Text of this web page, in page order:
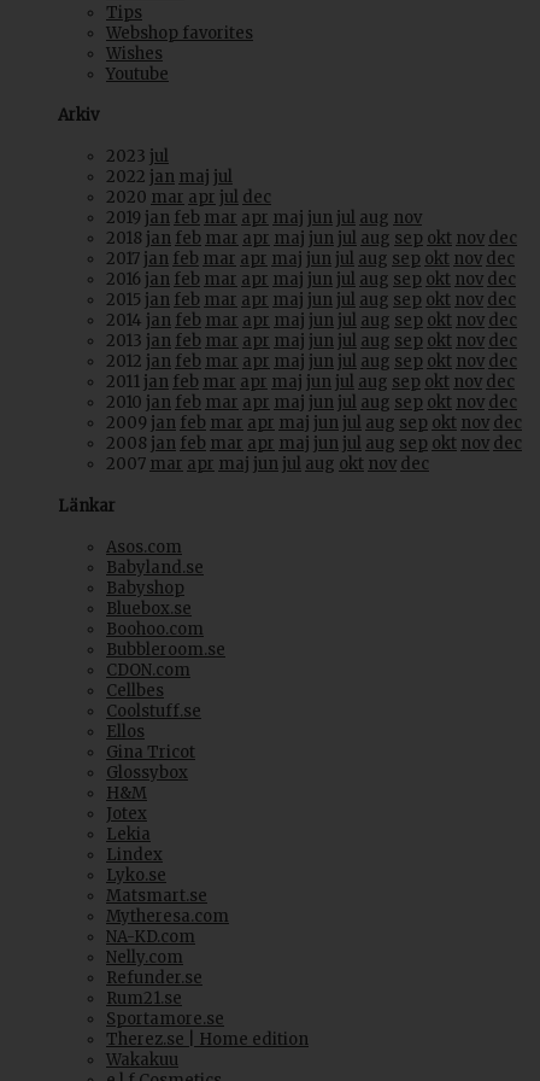
Tips
Webshop favorites
Wishes
Youtube
Arkiv
2023 jul
2022 jan maj jul
2020 mar apr jul dec
2019 jan feb mar apr maj jun jul aug nov
2018 jan feb mar apr maj jun jul aug sep okt nov dec
2017 jan feb mar apr maj jun jul aug sep okt nov dec
2016 jan feb mar apr maj jun jul aug sep okt nov dec
2015 jan feb mar apr maj jun jul aug sep okt nov dec
2014 jan feb mar apr maj jun jul aug sep okt nov dec
2013 jan feb mar apr maj jun jul aug sep okt nov dec
2012 jan feb mar apr maj jun jul aug sep okt nov dec
2011 jan feb mar apr maj jun jul aug sep okt nov dec
2010 jan feb mar apr maj jun jul aug sep okt nov dec
2009 jan feb mar apr maj jun jul aug sep okt nov dec
2008 jan feb mar apr maj jun jul aug sep okt nov dec
2007 mar apr maj jun jul aug okt nov dec
Länkar
Asos.com
Babyland.se
Babyshop
Bluebox.se
Boohoo.com
Bubbleroom.se
CDON.com
Cellbes
Coolstuff.se
Ellos
Gina Tricot
Glossybox
H&M
Jotex
Lekia
Lindex
Lyko.se
Matsmart.se
Mytheresa.com
NA-KD.com
Nelly.com
Refunder.se
Rum21.se
Sportamore.se
Therez.se | Home edition
Wakakuu